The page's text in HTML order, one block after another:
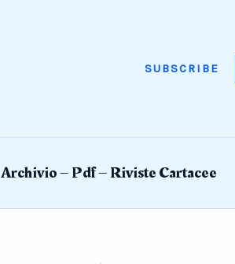
SUBSCRIBE
Archivio – Pdf – Riviste Cartacee